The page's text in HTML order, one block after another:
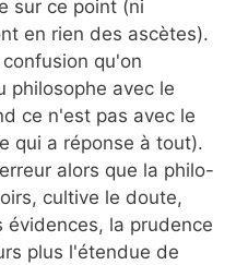
sur ce point (ni
en rien des ascètes).
qu'on
philosophe avec le
ce n'est pas avec le
qui a réponse à tout).
alors que la philo-
cultive le doute,
la prudence
plus l'étendue de